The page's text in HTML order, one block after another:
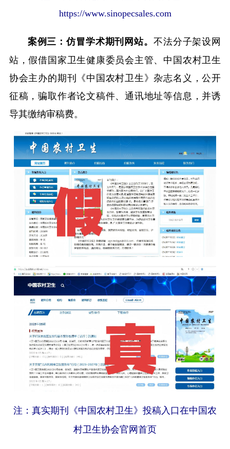
https://www.sinopecsales.com
案例三：仿冒学术期刊网站。 不法分子架设网
站，假借国家卫生健康委员会主管、中国农村卫生
协会主办的期刊《中国农村卫生》杂志名义，公开
征稿，骗取作者论文稿件、通讯地址等信息，并诱
导其缴纳审稿费。
注：真实期刊《中国农村卫生》投稿入口在中国农
村卫生协会官网首页